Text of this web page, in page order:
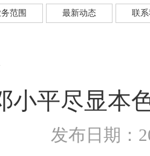
范围 最新动态 联
小平尽显本
发布日期：